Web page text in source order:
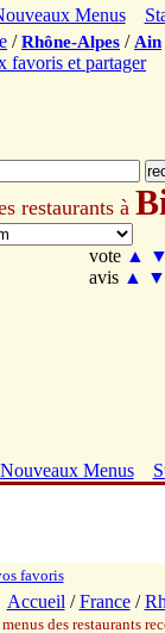
Menus
/Rhône-Alpes / Ain
restaurants à
vote ▲
▼
avis ▲ ▼
Nouveaux Menus
favoris
Accueil /France/
des restaurants